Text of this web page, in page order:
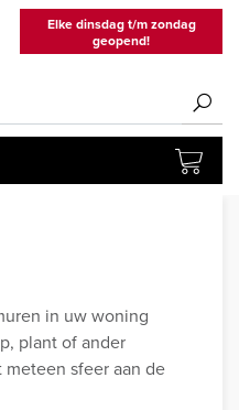
Elke dinsdag t/m zondag
geopend!
in uw woning
plant of ander
sfeer aan de